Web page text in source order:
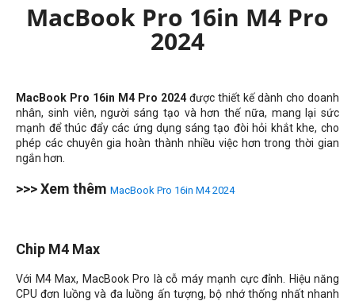
MacBook Pro 16in M4 Pro
2024
MacBook Pro 16in M4 Pro 2024 được thiết kế dành cho doanh
nhân, sinh viên, người sáng tạo và hơn thế nữa, mang lại sức
mạnh để thúc đẩy các ứng dụng sáng tạo đòi hỏi khắt khe, cho
phép các chuyên gia hoàn thành nhiều việc hơn trong thời gian
ngắn hơn.
>>> Xem thêm MacBook Pro 16in M4 2024
Chip M4 Max
Với M4 Max, MacBook Pro là cỗ máy mạnh cực đỉnh. Hiệu năng
CPU đơn luồng và đa luồng ấn tượng, bộ nhớ thống nhất nhanh